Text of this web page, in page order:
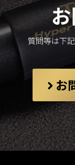
質問等は下
お